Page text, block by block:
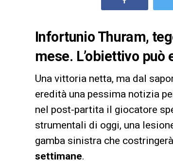
Infortunio Thuram,
mese. L’obiettivo
Una vittoria netta, ma dal
eredità una pessima notizia
nel post-partita il giocatore
strumentali di oggi, una
gamba sinistra che
settimane.